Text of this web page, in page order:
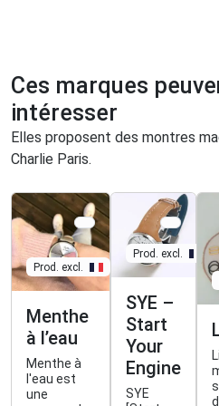
Ces marques
intéresser
Elles proposent des montres
Charlie Paris.
Prod. excl.
Menthe
à l’eau
Menthe à
l'eau est
une
Prod. excl.
SYE –
Start
Your
Engine
SYE